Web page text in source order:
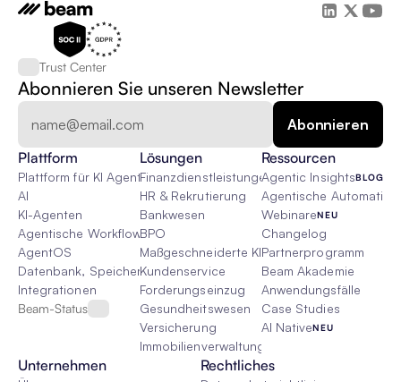
Trust Center
Abonnieren Sie unseren Newsletter
Plattform
Plattform für KI Agenten
AI
KI-Agenten
Agentische Workflows
AgentOS
Datenbank, Speicher & Rag
Integrationen
Beam-Status
Lösungen
Finanzdienstleistungen
HR & Rekrutierung
Bankwesen
BPO
Maßgeschneiderte KI-Lösungen
Kundenservice
Forderungseinzug
Gesundheitswesen
Versicherung
Immobilienverwaltung
Ressourcen
Agentic InsightsBLOG
Agentische
WebinareNEU
Changelog
Partnerprogramm
Beam Akademie
Anwendungsfälle
Case Studies
AI NativeNEU
Unternehmen Rechtliches